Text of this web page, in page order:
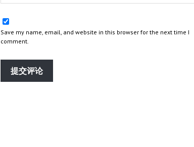
Save my name, email, and website in this browser for the next time I
comment.